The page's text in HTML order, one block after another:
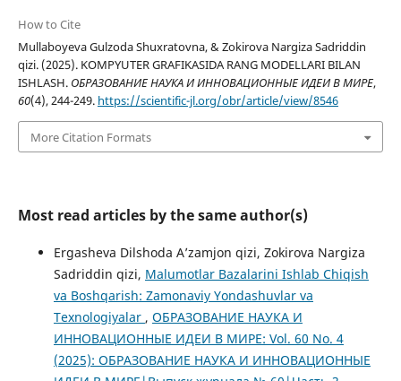
How to Cite
Mullaboyeva Gulzoda Shuxratovna, & Zokirova Nargiza Sadriddin
qizi. (2025). KOMPYUTER GRAFIKASIDA RANG MODELLARI BILAN
ISHLASH. ОБРАЗОВАНИЕ НАУКА И ИННОВАЦИОННЫЕ ИДЕИ В МИРЕ,
60(4), 244-249. https://scientific-jl.org/obr/article/view/8546
More Citation Formats
Most read articles by the same author(s)
Ergasheva Dilshoda A’zamjon qizi, Zokirova Nargiza
Sadriddin qizi, Malumotlar Bazalarini Ishlab Chiqish
va Boshqarish: Zamonaviy Yondashuvlar va
Texnologiyalar , ОБРАЗОВАНИЕ НАУКА И
ИННОВАЦИОННЫЕ ИДЕИ В МИРЕ: Vol. 60 No. 4
(2025): ОБРАЗОВАНИЕ НАУКА И ИННОВАЦИОННЫЕ